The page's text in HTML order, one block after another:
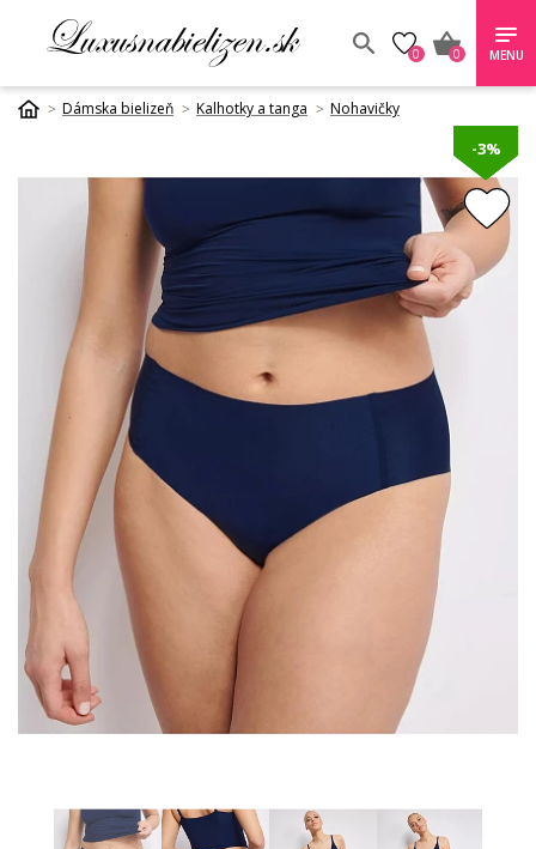
0 0 MENU
Dámska bielizeň Kalhotky a tanga Nohavičky
-3%